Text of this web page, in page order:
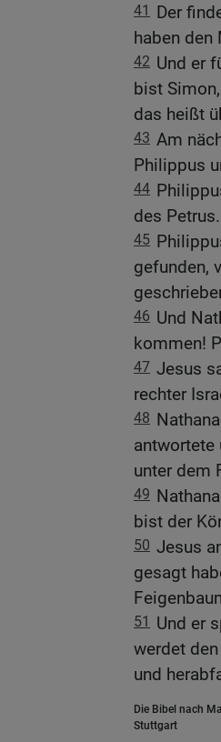
41 Der
haben den
42 Und er
bist
das heißt
43 Am
Philippus
44
des Petrus.
45
gefunden,
46 Und
kommen!
47 Jesus
rechter
48
antwortete
unter dem
49
bist der
50 Jesus
gesagt
51 Und er
werdet
und
Die Bibel nach
Stuttgart